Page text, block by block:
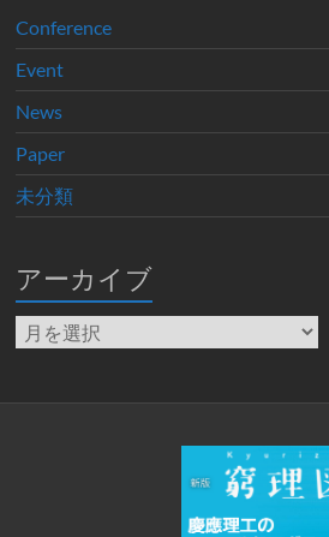
Conference
Event
News
Paper
未分類
アーカイブ
ア
ー
イ